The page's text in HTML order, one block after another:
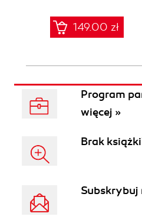
149.00 zł
Program
więcej »
Brak
Subskrybuj